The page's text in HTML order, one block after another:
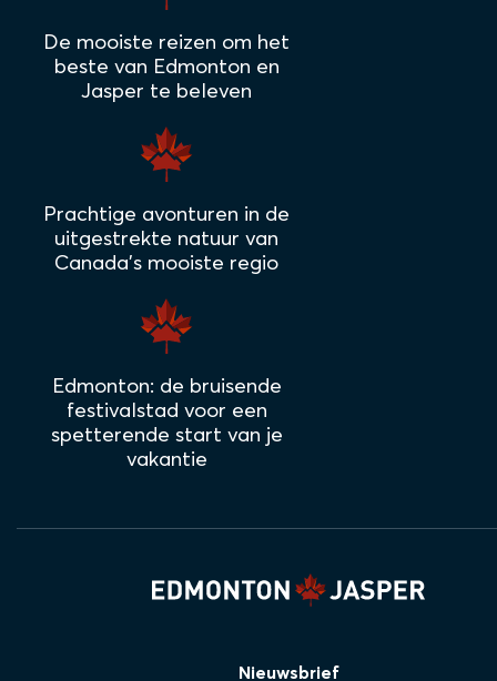
De mooiste reizen om het
beste van Edmonton en
Jasper te beleven
Prachtige avonturen in de
uitgestrekte natuur van
Canada's mooiste regio
Edmonton: de bruisende
festivalstad voor een
spetterende start van je
vakantie
Nieuwsbrief